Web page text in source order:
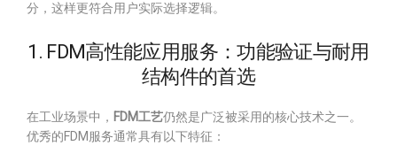
分，这样更符合用户实际选择逻辑。
1. FDM高性能应用服务：功能验证与耐用
结构件的首选
在工业场景中， FDM工艺仍然是广泛被采用的核心技术之一。
优秀的FDM服务通常具有以下特征：